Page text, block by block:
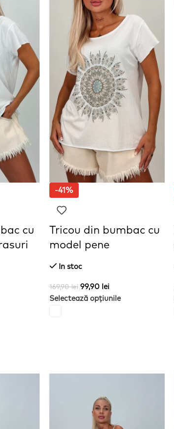
cu
-41%
Tricou din bumbac cu
model pene
In stoc
169,90lei 99,90 lei
Selectează opțiunile